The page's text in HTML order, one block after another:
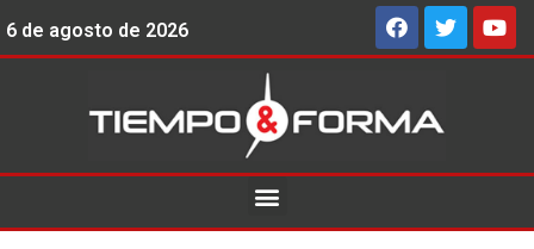
6 de agosto de 2026